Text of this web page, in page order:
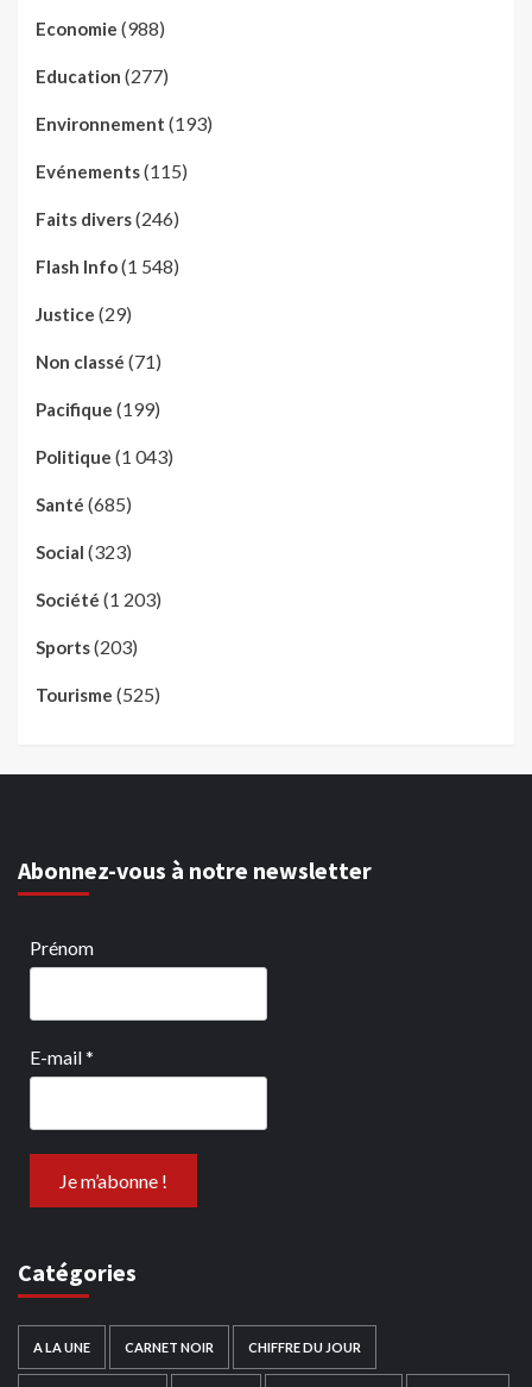
Economie (988)
Education (277)
Environnement (193)
Evénements(115)
Faits divers(246)
Flash Info(1 548)
Justice (29)
Non classé (71)
Pacifique (199)
Politique (1 043)
Santé (685)
Social (323)
Société (1 203)
Sports(203)
Tourisme (525)
Abonnez-vous à notre newsletter
Prénom
E-mail*
Catégories
A LA UNE CARNET NOIR CHIFFRE DU JOUR